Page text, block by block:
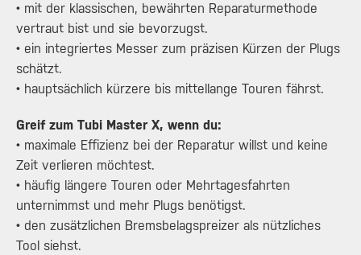
• mit der klassischen, bewährten Reparaturmethode
vertraut bist und sie bevorzugst.
• ein integriertes Messer zum präzisen Kürzen der Plugs
schätzt.
• hauptsächlich kürzere bis mittellange Touren fährst.
Greif zum Tubi Master X, wenn du:
• maximale Effizienz bei der Reparatur willst und keine
Zeit verlieren möchtest.
• häufig längere Touren oder Mehrtagesfahrten
unternimmst und mehr Plugs benötigst.
• den zusätzlichen Bremsbelagspreizer als nützliches
Tool siehst.